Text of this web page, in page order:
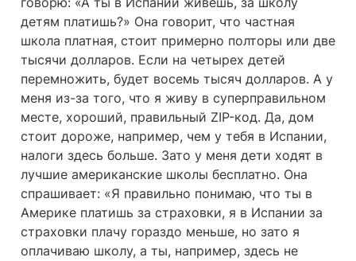
детям платишь?» Она говорит, что частная
школа платная, стоит примерно полторы или две
тысячи долларов. Если на четырех детей
перемножить, будет восемь тысяч долларов. А у
меня из-за того, что я живу в суперправильном
месте, хороший, правильный ZIP-код. Да, дом
стоит дороже, например, чем у тебя в Испании,
налоги здесь больше. Зато у меня дети ходят в
лучшие американские школы бесплатно. Она
спрашивает: «Я правильно понимаю, что ты в
Америке платишь за страховки, я в Испании за
страховки плачу гораздо меньше, но зато я
оплачиваю школу, а ты, например, здесь не